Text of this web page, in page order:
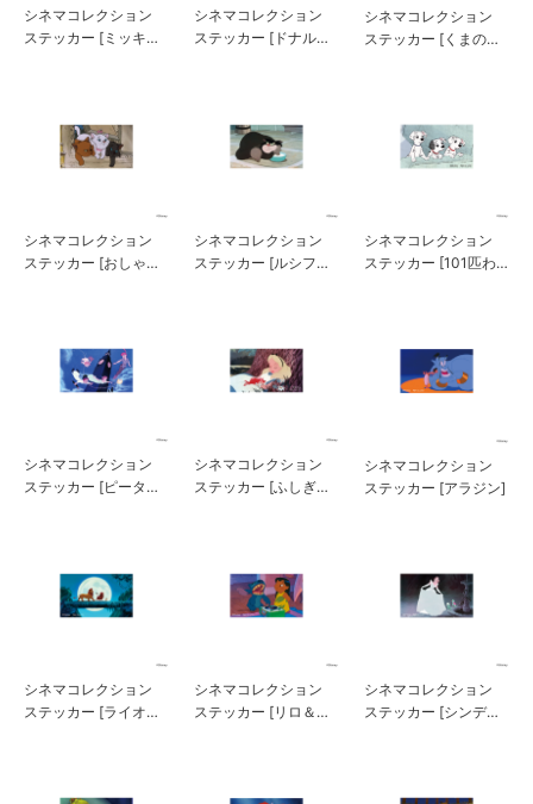
シネマコレクション
ステッカー [ミッキー
シネマコレクション
ステッカー [ドナルド
シネマコレクション
ステッカー [くまのプ
シネマコレクション
ステッカー [おしゃれ
シネマコレクション
ステッカー [ルシファ
シネマコレクション
ステッカー [101匹わ
シネマコレクション
ステッカー [ピータ
シネマコレクション
ステッカー [ふしぎの
シネマコレクション
ステッカー [アラジン]
シネマコレクション
ステッカー [ライオ
シネマコレクション
ステッカー [リロ＆ス
シネマコレクション
ステッカー [シンデレ